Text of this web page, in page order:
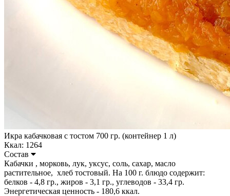
Икра кабачковая с тостом 700 гр. (контейнер 1 л)
Ккал: 1264
Состав
Кабачки , морковь, лук, уксус, соль, сахар, масло
растительное, хлеб тостовый. На 100 г. блюдо содержит:
белков - 4,8 гр., жиров - 3,1 гр., углеводов - 33,4 гр.
Энергетическая ценность - 180,6 ккал.